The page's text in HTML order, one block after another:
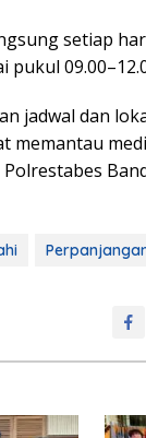
setiap
pukul
jadwal dan
memantau